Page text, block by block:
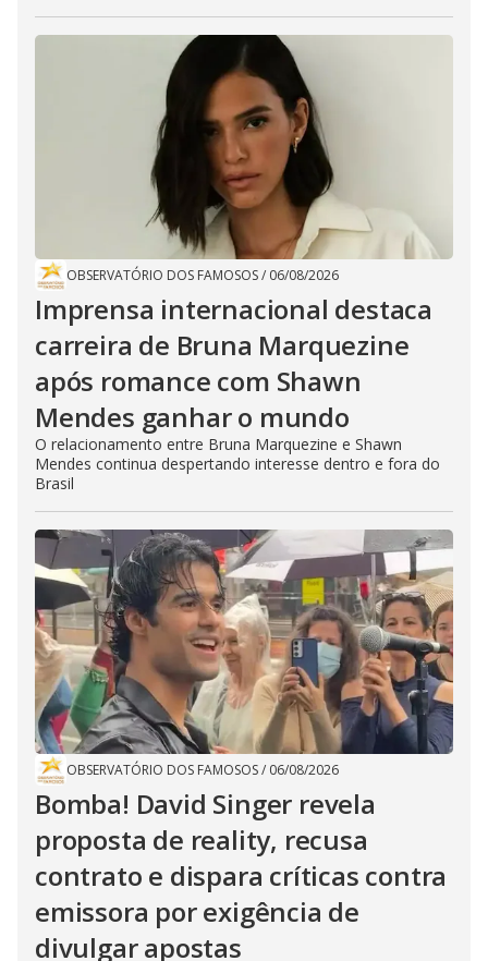
OBSERVATÓRIO DOS FAMOSOS/ 06/08/2026
Imprensa internacional destaca
carreira de Bruna Marquezine
após romance com Shawn
Mendes ganhar o mundo
O relacionamento entre Bruna Marquezine e Shawn
Mendes continua despertando interesse dentro e fora do
Brasil
OBSERVATÓRIO DOS FAMOSOS/ 06/08/2026
Bomba! David Singer revela
proposta de reality, recusa
contrato e dispara críticas contra
emissora por exigência de
divulgar apostas